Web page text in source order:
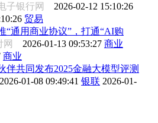
子银行网 2026-02-12 15:10:26
贸易
“通用商业协议”，打通“AI购
网 2026-01-13 09:53:27 商业
商业
伴共同发布2025金融大模型评测
2026-01-08 09:49:41 银联 2026-01-